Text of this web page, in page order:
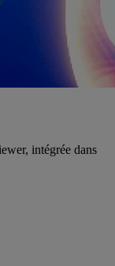
intégrée dans